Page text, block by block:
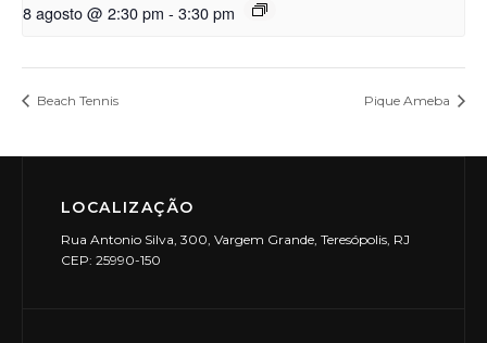
8 agosto @ 2:30 pm - 3:30 pm
Beach Tennis Pique Ameba
LOCALIZAÇÃO
Rua Antonio Silva, 300, Vargem Grande, Teresópolis, RJ
CEP: 25990-150